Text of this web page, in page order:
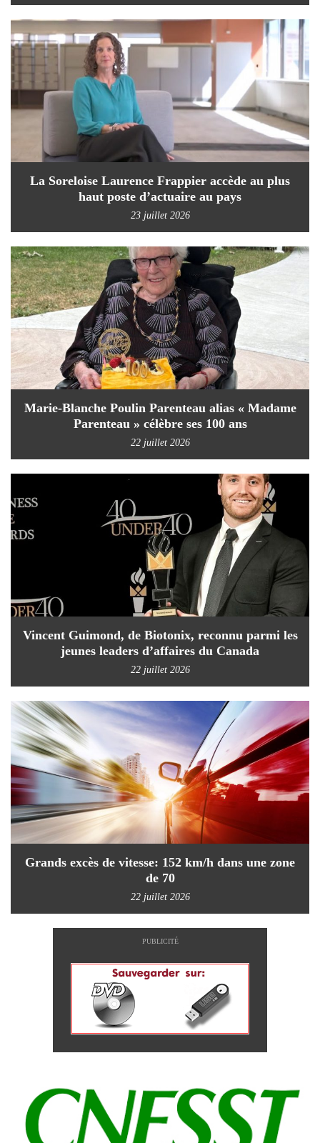
La Soreloise Laurence Frappier accède au plus
haut poste d’actuaire au pays
23 juillet 2026
Marie-Blanche Poulin Parenteau alias « Madame
Parenteau » célèbre ses 100 ans
22 juillet 2026
Vincent Guimond, de Biotonix, reconnu parmi les
jeunes leaders d’affaires du Canada
22 juillet 2026
Grands excès de vitesse: 152 km/h dans une zone
de 70
22 juillet 2026
PUBLICITÉ